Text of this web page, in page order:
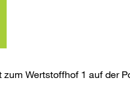
zum Wertstoffhof 1 auf der